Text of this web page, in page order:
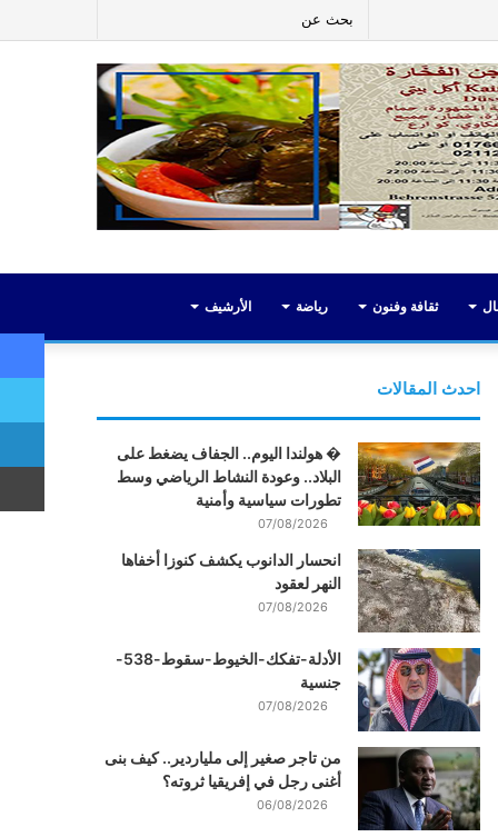
عن
إضافة
عمود
جانبي
ثقافة وفنون رياضة الأرشيف
احدث المقالات
� هولندا اليوم.. الجفاف يضغط على
البلاد.. وعودة النشاط الرياضي وسط
تطورات سياسية وأمنية
07/08/2026
انحسار الدانوب يكشف كنوزا أخفاها
النهر لعقود
07/08/2026
الأدلة-تفكك-الخيوط-سقوط-538-
جنسية
07/08/2026
من تاجر صغير إلى ملياردير.. كيف بنى
أغنى رجل في إفريقيا ثروته؟
06/08/2026